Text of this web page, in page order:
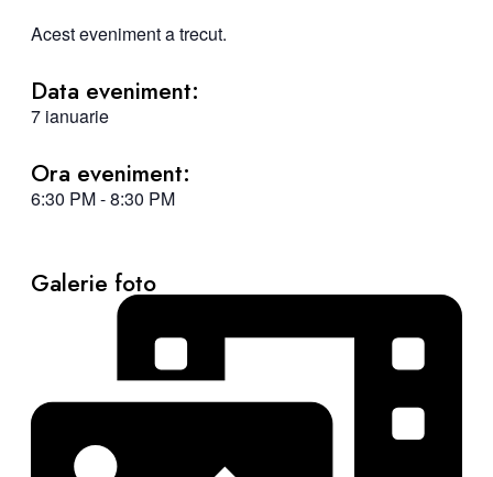
Acest eveniment a trecut.
Data eveniment:
7 ianuarie
Ora eveniment:
6:30 PM-8:30 PM
Galerie foto